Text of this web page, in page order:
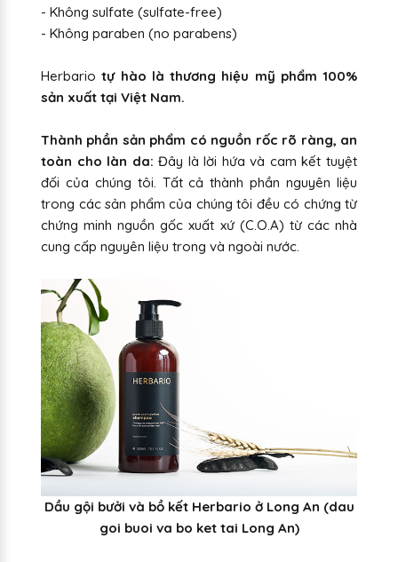
- Không sulfate (sulfate-free)
- Không paraben (no parabens)
Herbario tự hào là thương hiệu mỹ phẩm 100%
sản xuất tại Việt Nam.
Thành phần sản phẩm có nguồn rốc rõ ràng, an
toàn cho làn da:Đây là lời hứa và cam kết tuyệt
đối của chúng tôi. Tất cả thành phần nguyên liệu
trong các sản phẩm của chúng tôi đều có chứng từ
chứng minh nguồn gốc xuất xứ (C.O.A) từ các nhà
cung cấp nguyên liệu trong và ngoài nước.
Dầu gội bưởi và bồ kết Herbario ở Long An (dau
goi buoi va bo ket tai Long An)